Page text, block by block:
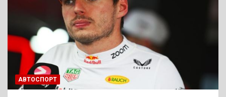
АВТОСПОРТ